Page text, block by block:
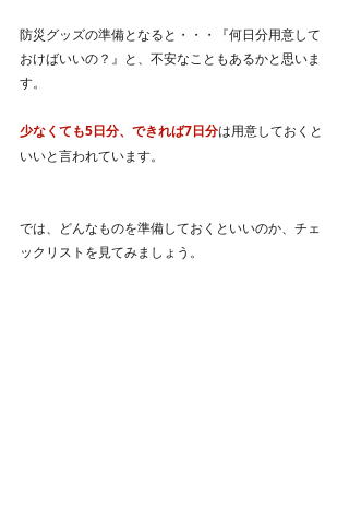
防災グッズの準備となると・・・『何日分用意して
おけばいいの？』と、不安なこともあるかと思いま
す。
少なくても5日分、できれば7日分は用意しておくと
いいと言われています。
では、どんなものを準備しておくといいのか、チェ
ックリストを見てみましょう。